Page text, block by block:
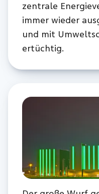
zentrale
immer wieder
und mit
ertüchtig.